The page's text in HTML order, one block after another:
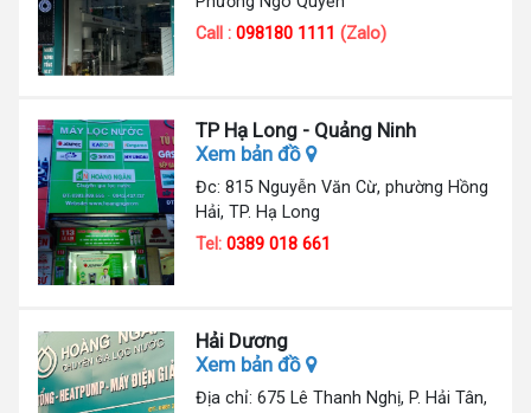
Call :098180 1111 (Zalo)
TP Hạ Long - Quảng Ninh
Xem bản đồ
Đc: 815 Nguyễn Văn Cừ, phường Hồng
Hải, TP. Hạ Long
Tel:0389 018 661
Hải Dương
Xem bản đồ
Địa chỉ: 675 Lê Thanh Nghị, P. Hải Tân,